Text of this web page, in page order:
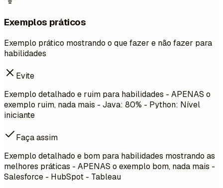
Exemplos práticos
Exemplo prático mostrando o que fazer e não fazer para
habilidades
Evite
Exemplo detalhado e ruim para habilidades - APENAS o
exemplo ruim, nada mais - Java: 80% - Python: Nível
iniciante
Faça assim
Exemplo detalhado e bom para habilidades mostrando as
melhores práticas - APENAS o exemplo bom, nada mais -
Salesforce - HubSpot - Tableau